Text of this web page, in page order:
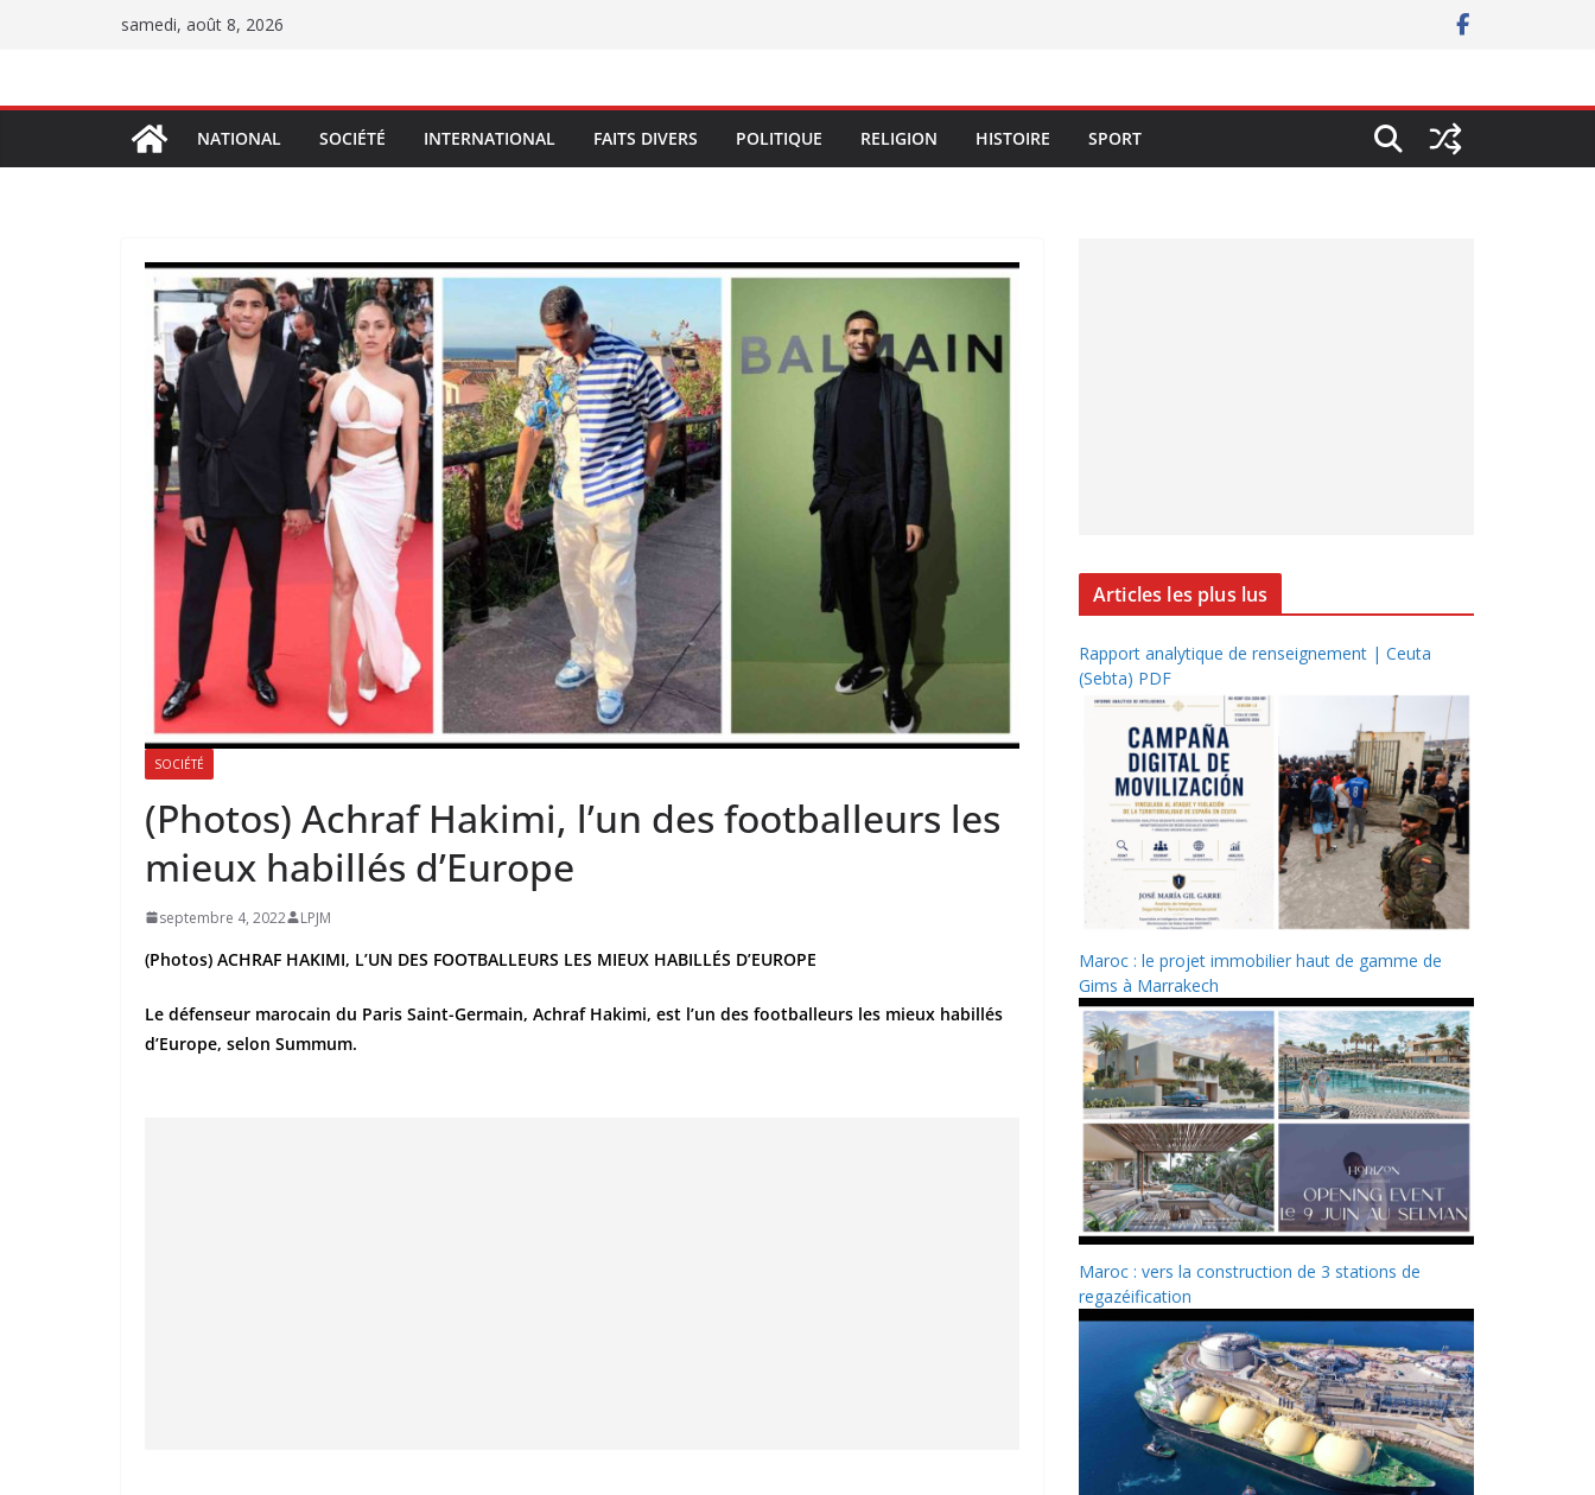
samedi, août 8, 2026
NATIONAL SOCIÉTÉ INTERNATIONAL FAITS DIVERS POLITIQUE RELIGION HISTOIRE SPORT
SOCIÉTÉ
(Photos) Achraf Hakimi, l’un des footballeurs les
mieux habillés d’Europe
septembre 4, 2022 LPJM
(Photos) ACHRAF HAKIMI, L’UN DES FOOTBALLEURS LES MIEUX HABILLÉS D’EUROPE
Le défenseur marocain du Paris Saint-Germain, Achraf Hakimi, est l’un des footballeurs les mieux habillés
d’Europe, selon Summum.
Articles les plus lus
Rapport analytique de renseignement | Ceuta
(Sebta) PDF
Maroc : le projet immobilier haut de gamme de
Gims à Marrakech
Maroc : vers la construction de 3 stations de
regazéification